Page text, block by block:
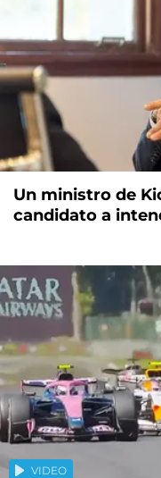
Un ministro de
candidato a
VIDEO